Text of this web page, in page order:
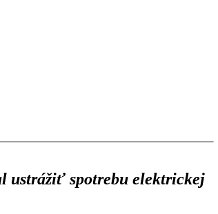
ustrážiť spotrebu elektrickej